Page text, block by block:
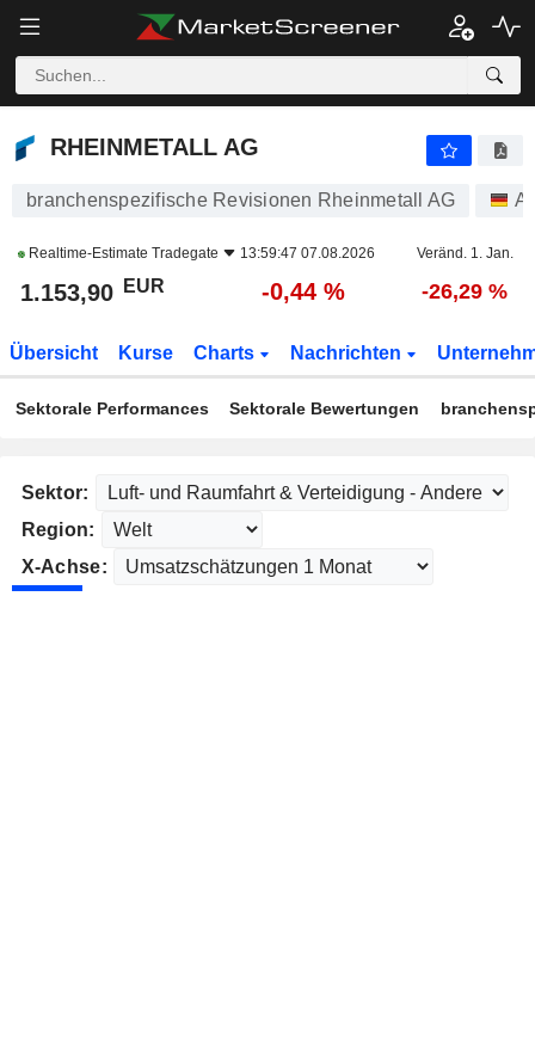
RHEINMETALL AG
RHEINMETALL AG
branchenspezifische Revisionen Rheinmetall AG
Realtime-Estimate Tradegate 13:59:47 07.08.2026 Veränd. 1. Jan.
1.153,90 EUR -0,44 % -26,29 %
Übersicht Kurse Charts Nachrichten
Sektorale Performances Sektorale Bewertungen
Sektor:
Region:
X-Achse: